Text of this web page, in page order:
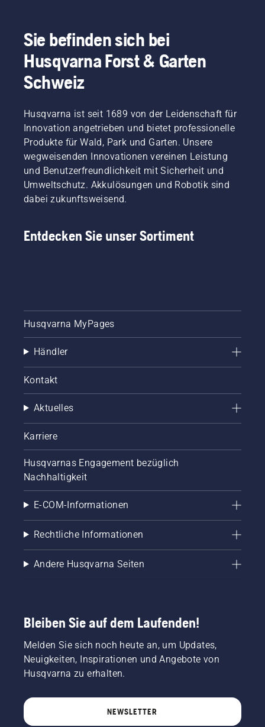
Sie befinden sich bei
Husqvarna Forst & Garten
Schweiz
Husqvarna ist seit 1689 von der Leidenschaft für
Innovation angetrieben und bietet professionelle
Produkte für Wald, Park und Garten. Unsere
wegweisenden Innovationen vereinen Leistung
und Benutzerfreundlichkeit mit Sicherheit und
Umweltschutz. Akkulösungen und Robotik sind
dabei zukunftsweisend.
Entdecken Sie unser Sortiment
Husqvarna MyPages
Händler
Kontakt
Aktuelles
Karriere
Husqvarnas Engagement bezüglich
Nachhaltigkeit
E-COM-Informationen
Rechtliche Informationen
Andere Husqvarna Seiten
Bleiben Sie auf dem Laufenden!
Melden Sie sich noch heute an, um Updates,
Neuigkeiten, Inspirationen und Angebote von
Husqvarna zu erhalten.
NEWSLETTER